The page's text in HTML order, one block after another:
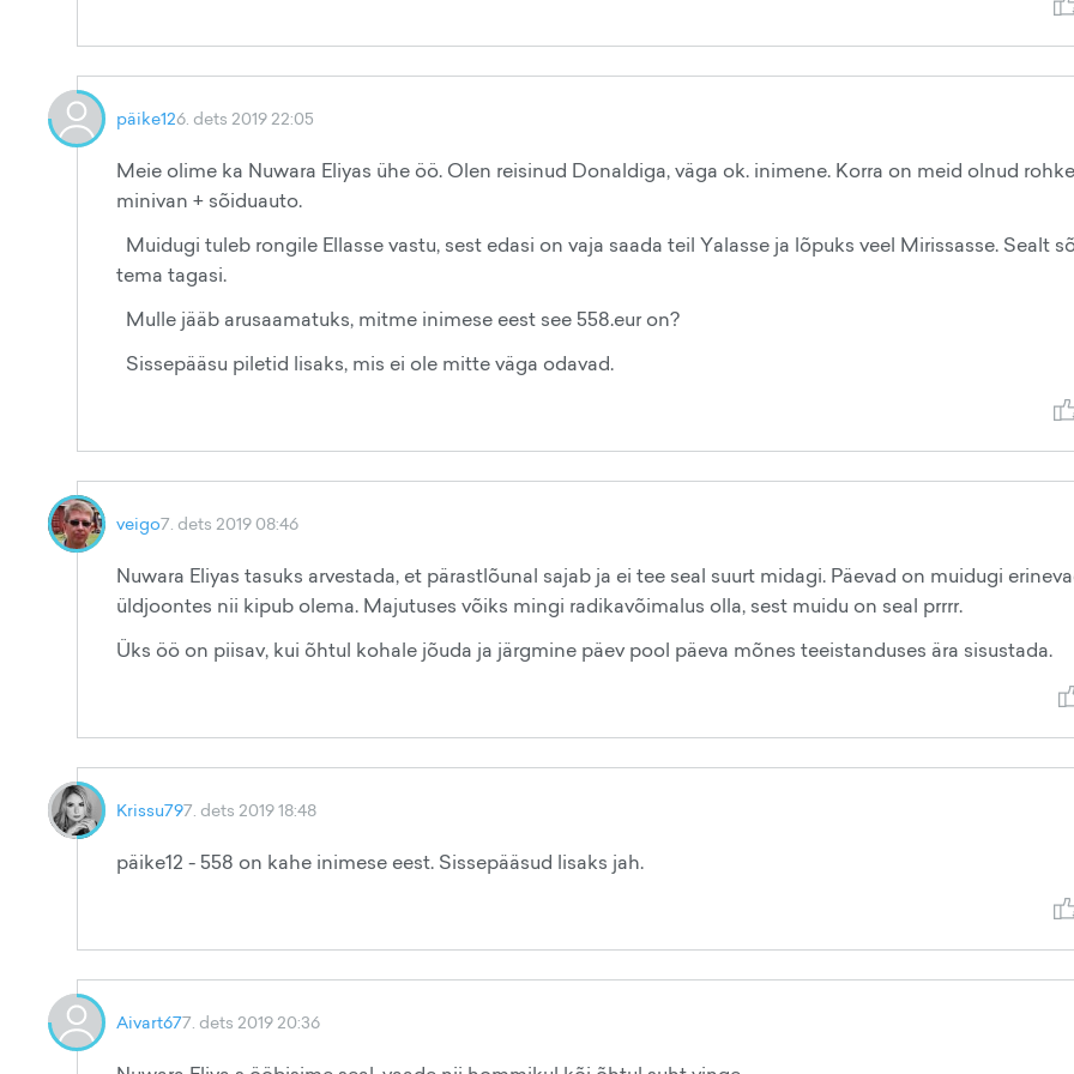
päike126. dets 2019 22:05
Meie olime ka Nuwara Eliyas ühe öö. Olen reisinud Donaldiga, väga ok. inimene. Korra on meid olnud
minivan + sõiduauto.
Muidugi tuleb rongile Ellasse vastu, sest edasi on vaja saada teil Yalasse ja lõpuks veel Mirissasse. Sealt
tema tagasi.
Mulle jääb arusaamatuks, mitme inimese eest see 558.eur on?
Sissepääsu piletid lisaks, mis ei ole mitte väga odavad.
veigo7. dets 2019 08:46
Nuwara Eliyas tasuks arvestada, et pärastlõunal sajab ja ei tee seal suurt midagi. Päevad on muidugi
üldjoontes nii kipub olema. Majutuses võiks mingi radikavõimalus olla, sest muidu on seal prrrr.
Üks öö on piisav, kui õhtul kohale jõuda ja järgmine päev pool päeva mõnes teeistanduses ära sisustada.
Krissu797. dets 2019 18:48
päike12 - 558 on kahe inimese eest. Sissepääsud lisaks jah.
Aivart677. dets 2019 20:36